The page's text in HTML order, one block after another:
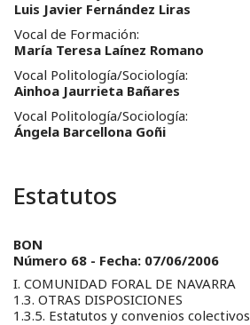
Luis Javier Fernández Liras
Vocal de Formación:
María Teresa Laínez Romano
Vocal Politología/Sociología:
Ainhoa Jaurrieta Bañares
Vocal Politología/Sociología:
Ángela Barcellona Goñi
Estatutos
BON
Número 68 - Fecha: 07/06/2006
I. COMUNIDAD FORAL DE NAVARRA
1.3. OTRAS DISPOSICIONES
1.3.5. Estatutos y convenios colectivos